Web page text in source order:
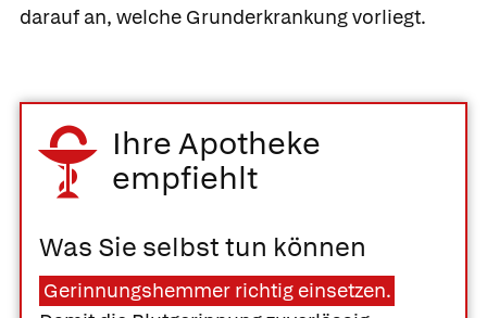
darauf an, welche Grunderkrankung vorliegt.
Ihre Apotheke
empfiehlt
Was Sie selbst tun können
Gerinnungshemmer richtig einsetzen.